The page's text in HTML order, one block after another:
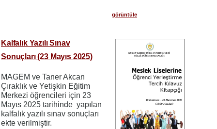
görüntüle
Kalfalık Yazılı Sınav
Sonuçları (23 Mayıs 2025)
MAGEM ve Taner Akcan
Çıraklık ve Yetişkin Eğitim
Merkezi öğrencileri için 23
Mayıs 2025 tarihinde yapılan
kalfalık yazılı sınav sonuçları
ekte verilmiştir.